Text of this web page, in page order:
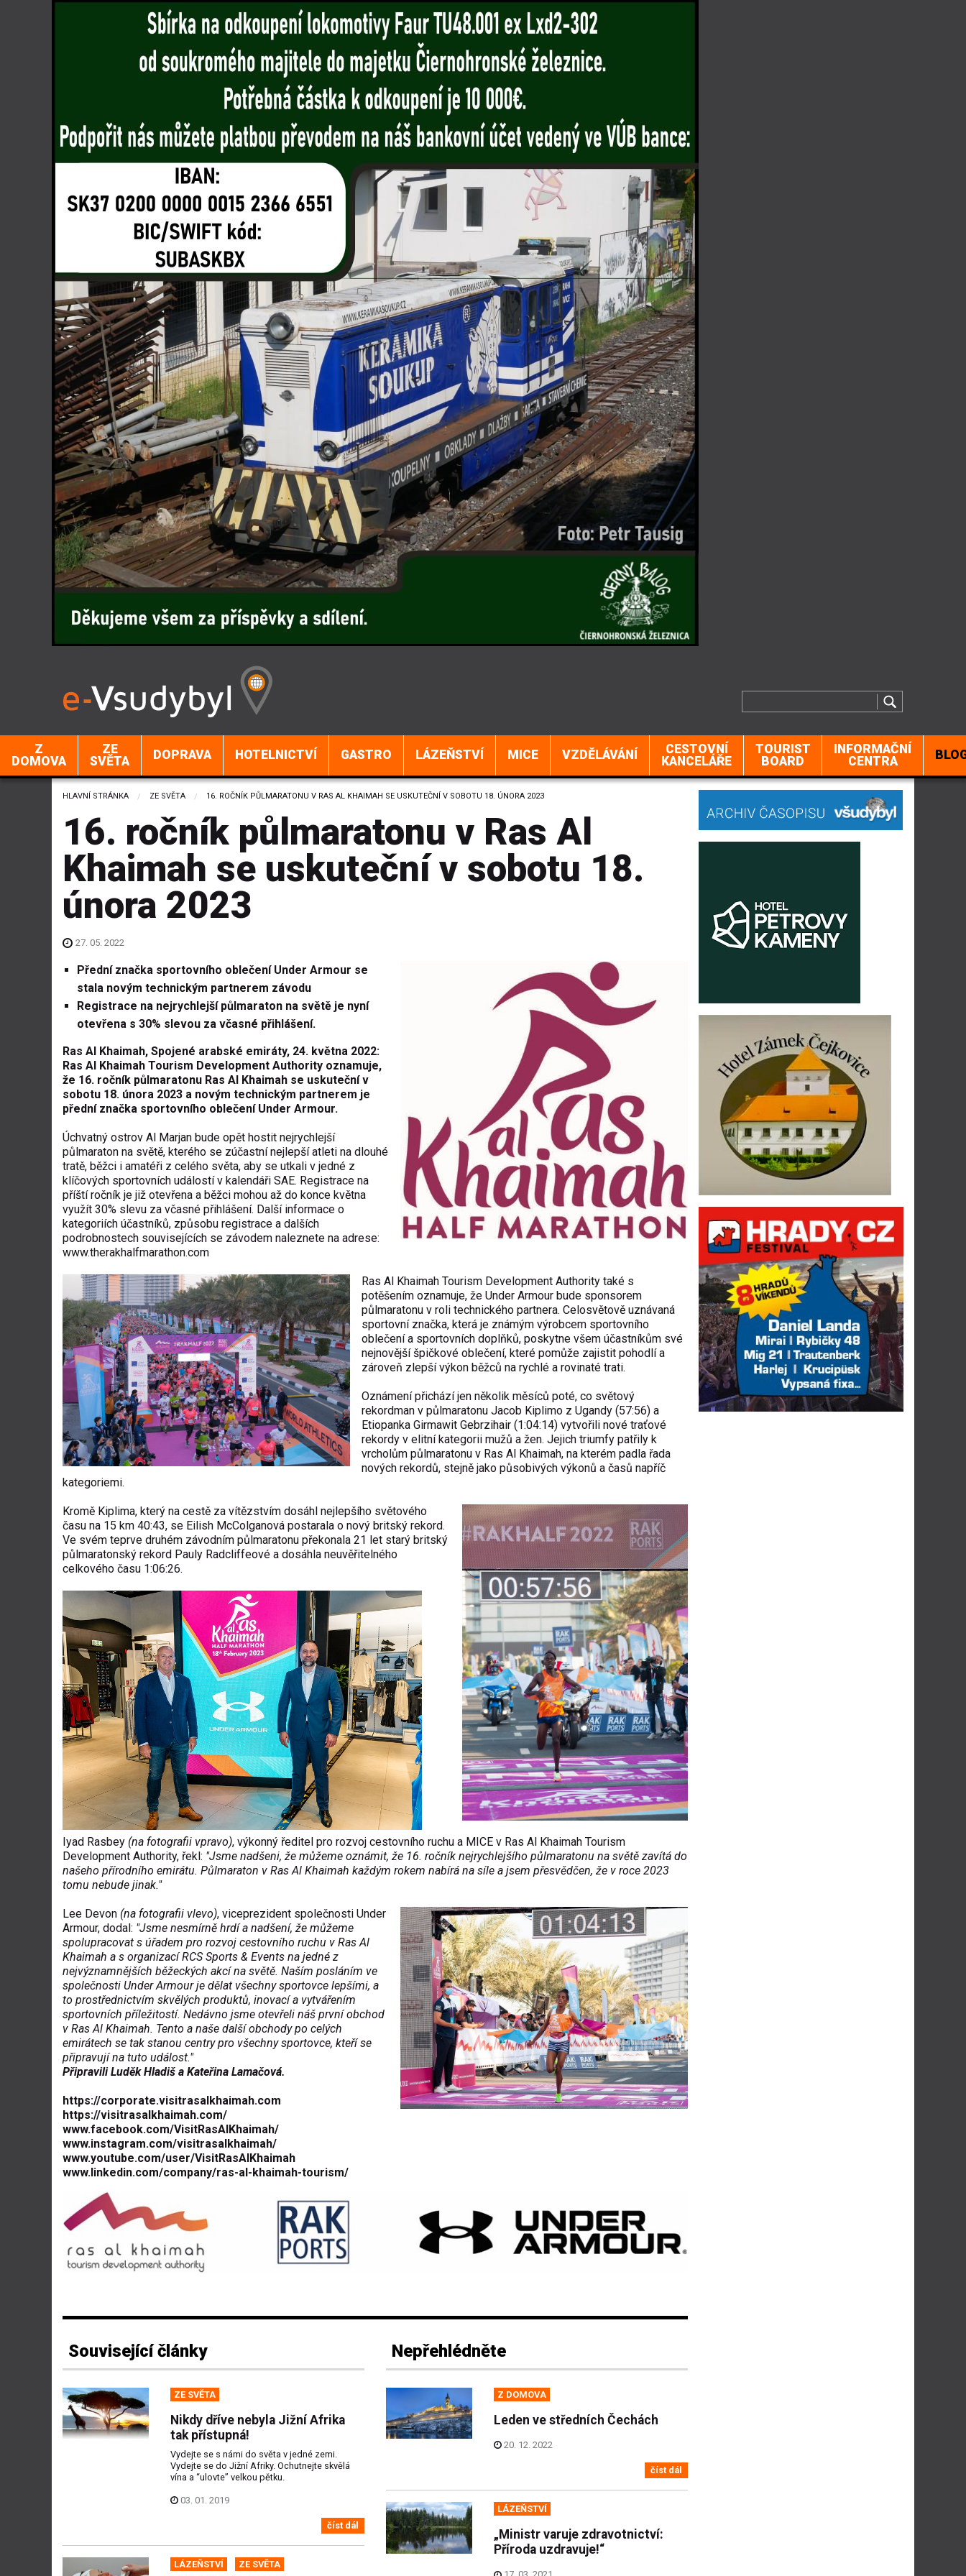
Z
DOMOVA
ZE
SVĚTA
DOPRAVA HOTELNICTVÍ GASTRO LÁZEŇSTVÍ MICE VZDĚLÁVÁNÍ
CESTOVNÍ
KANCELÁŘE
TOURIST
BOARD
INFORMAČNÍ
CENTRA
HLAVNÍ STRÁNKA ZE SVĚTA CURRENT:
16. ROČNÍK PŮLMARATONU V RAS AL KHAIMAH SE USKUTEČNÍ V SOBOTU 18. ÚNORA 2023
16. ročník půlmaratonu v Ras Al
Khaimah se uskuteční v sobotu 18.
února 2023
27. 05. 2022
Přední značka sportovního oblečení Under Armour se
stala novým technickým partnerem závodu
Registrace na nejrychlejší půlmaraton na světě je nyní
otevřena s 30% slevou za včasné přihlášení.
Ras Al Khaimah, Spojené arabské emiráty, 24. května 2022:
Ras Al Khaimah Tourism Development Authority oznamuje,
že 16. ročník půlmaratonu Ras Al Khaimah se uskuteční v
sobotu 18. února 2023 a novým technickým partnerem je
přední značka sportovního oblečení Under Armour.
Úchvatný ostrov Al Marjan bude opět hostit nejrychlejší
půlmaraton na světě, kterého se zúčastní nejlepší atleti na dlouhé
tratě, běžci i amatéři z celého světa, aby se utkali v jedné z
klíčových sportovních událostí v kalendáři SAE. Registrace na
příští ročník je již otevřena a běžci mohou až do konce května
využít 30% slevu za včasné přihlášení. Další informace o
kategoriích účastníků, způsobu registrace a dalších
podrobnostech souvisejících se závodem naleznete na adrese:
www.therakhalfmarathon.com
Ras Al Khaimah Tourism Development Authority také s
potěšením oznamuje, že Under Armour bude sponsorem
půlmaratonu v roli technického partnera. Celosvětově uznávaná
sportovní značka, která je známým výrobcem sportovního
oblečení a sportovních doplňků, poskytne všem účastníkům své
nejnovější špičkové oblečení, které pomůže zajistit pohodlí a
zároveň zlepší výkon běžců na rychlé a rovinaté trati.
Oznámení přichází jen několik měsíců poté, co světový
rekordman v půlmaratonu Jacob Kiplimo z Ugandy (57:56) a
Etiopanka Girmawit Gebrzihair (1:04:14) vytvořili nové traťové
rekordy v elitní kategorii mužů a žen. Jejich triumfy patřily k
vrcholům půlmaratonu v Ras Al Khaimah, na kterém padla řada
nových rekordů, stejně jako působivých výkonů a časů napříč
kategoriemi.
Kromě Kiplima, který na cestě za vítězstvím dosáhl nejlepšího světového
času na 15 km 40:43, se Eilish McColganová postarala o nový britský rekord.
Ve svém teprve druhém závodním půlmaratonu překonala 21 let starý britský
půlmaratonský rekord Pauly Radcliffeové a dosáhla neuvěřitelného
celkového času 1:06:26.
Iyad Rasbey (na fotografii vpravo), výkonný ředitel pro rozvoj cestovního ruchu a MICE v Ras Al Khaimah Tourism
Development Authority, řekl: "Jsme nadšeni, že můžeme oznámit, že 16. ročník nejrychlejšího půlmaratonu na světě zavítá do
našeho přírodního emirátu. Půlmaraton v Ras Al Khaimah každým rokem nabírá na síle a jsem přesvědčen, že v roce 2023
tomu nebude jinak."
Lee Devon (na fotografii vlevo), viceprezident společnosti Under
Armour, dodal: "Jsme nesmírně hrdí a nadšení, že můžeme
spolupracovat s úřadem pro rozvoj cestovního ruchu v Ras Al
Khaimah a s organizací RCS Sports & Events na jedné z
nejvýznamnějších běžeckých akcí na světě. Naším posláním ve
společnosti Under Armour je dělat všechny sportovce lepšími, a
to prostřednictvím skvělých produktů, inovací a vytvářením
sportovních příležitostí. Nedávno jsme otevřeli náš první obchod
v Ras Al Khaimah. Tento a naše další obchody po celých
emirátech se tak stanou centry pro všechny sportovce, kteří se
připravují na tuto událost."
Připravili Luděk Hladiš a Kateřina Lamačová.
https://corporate.visitrasalkhaimah.com
https://visitrasalkhaimah.com/
www.facebook.com/VisitRasAlKhaimah/
www.instagram.com/visitrasalkhaimah/
www.youtube.com/user/VisitRasAlKhaimah
www.linkedin.com/company/ras-al-khaimah-tourism/
Související články
ZE SVĚTA
Nikdy dříve nebyla Jižní Afrika
tak přístupná!
Vydejte se s námi do světa v jedné zemi.
Vydejte se do Jižní Afriky. Ochutnejte skvělá
vína a “ulovte” velkou pětku.
03. 01. 2019
číst dál
LÁZEŇSTVÍ ZE SVĚTA
Nepřehlédněte
Z DOMOVA
Leden ve středních Čechách
20. 12. 2022
číst dál
LÁZEŇSTVÍ
„Ministr varuje zdravotnictví:
Příroda uzdravuje!“